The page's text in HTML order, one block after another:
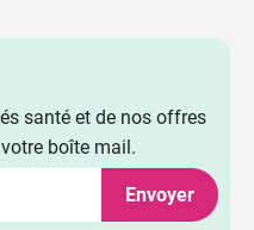
santé et de nos offres
boîte mail.
Envoyer